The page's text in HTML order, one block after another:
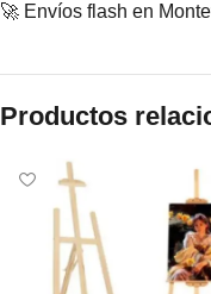
🚀 Envíos flash en
Productos